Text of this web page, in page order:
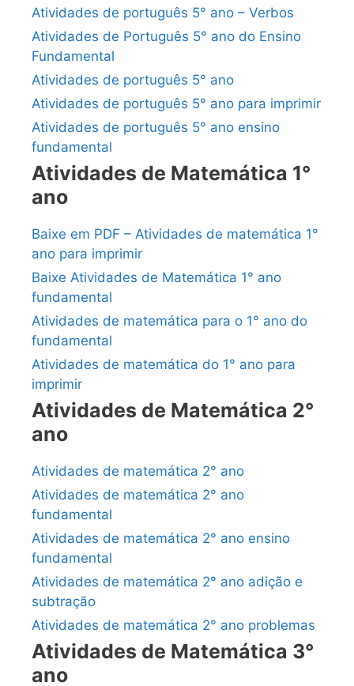
Atividades de português 5° ano – Verbos
Atividades de Português 5° ano do Ensino
Fundamental
Atividades de português 5° ano
Atividades de português 5° ano para imprimir
Atividades de português 5° ano ensino
fundamental
Atividades de Matemática 1°
ano
Baixe em PDF – Atividades de matemática 1°
ano para imprimir
Baixe Atividades de Matemática 1° ano
fundamental
Atividades de matemática para o 1° ano do
fundamental
Atividades de matemática do 1° ano para
imprimir
Atividades de Matemática 2°
ano
Atividades de matemática 2° ano
Atividades de matemática 2° ano
fundamental
Atividades de matemática 2° ano ensino
fundamental
Atividades de matemática 2° ano adição e
subtração
Atividades de matemática 2° ano problemas
Atividades de Matemática 3°
ano